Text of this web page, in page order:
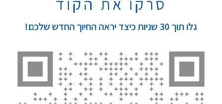
גלו תוך 30 שניות כיצד יראה החיוך החדש שלכם!